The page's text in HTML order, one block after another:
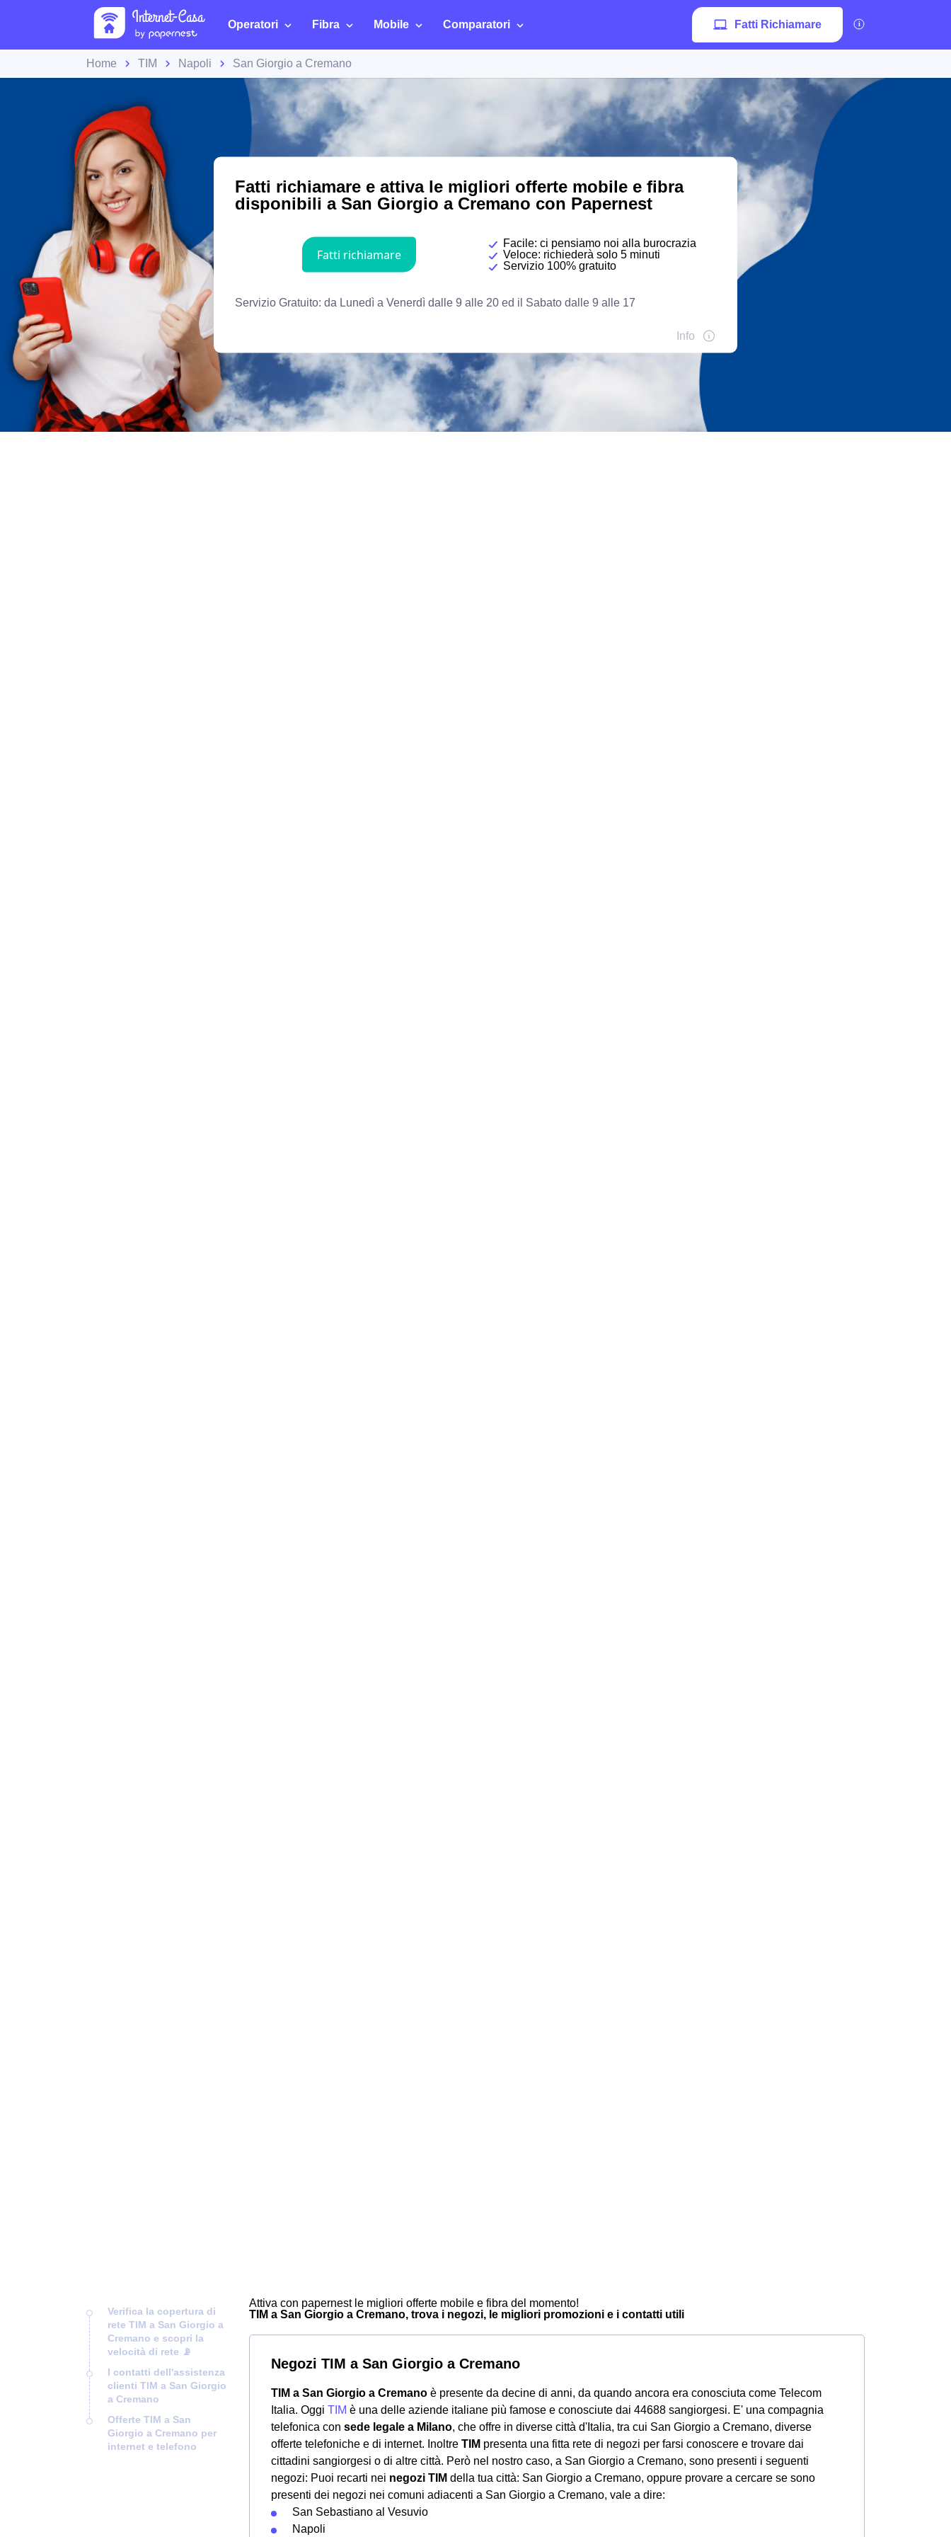
Operatori Fibra Mobile Comparatori Fatti Richiamare
Home TIM Napoli San Giorgio a Cremano
Verifica la copertura di
rete TIM a San Giorgio a
Cremano e scopri la
velocità di rete 📡
I contatti dell'assistenza
clienti TIM a San Giorgio
a Cremano
Offerte TIM a San
Giorgio a Cremano per
internet e telefono
Attiva con papernest le migliori offerte mobile e fibra del momento!
TIM a San Giorgio a Cremano, trova i negozi, le migliori promozioni e i contatti utili
Negozi TIM a San Giorgio a Cremano
TIM a San Giorgio a Cremano è presente da decine di anni, da quando ancora era conosciuta come Telecom
Italia. Oggi TIM è una delle aziende italiane più famose e conosciute dai 44688 sangiorgesi. E' una compagnia
telefonica con sede legale a Milano, che offre in diverse città d'Italia, tra cui San Giorgio a Cremano, diverse
offerte telefoniche e di internet. Inoltre TIM presenta una fitta rete di negozi per farsi conoscere e trovare dai
cittadini sangiorgesi o di altre città. Però nel nostro caso, a San Giorgio a Cremano, sono presenti i seguenti
negozi: Puoi recarti nei negozi TIM della tua città: San Giorgio a Cremano, oppure provare a cercare se sono
presenti dei negozi nei comuni adiacenti a San Giorgio a Cremano, vale a dire:
San Sebastiano al Vesuvio
Napoli